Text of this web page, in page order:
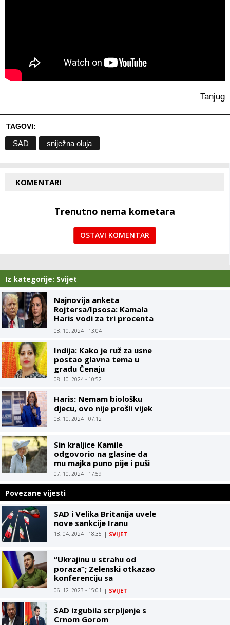
Tanjug
TAGOVI:
SAD sniježna oluja
KOMENTARI
Trenutno nema kometara
OSTAVI KOMENTAR
Iz kategorije: Svijet
Najnovija anketa
Rojtersa/Ipsosa: Kamala
Haris vodi za tri procenta
u odnosu na Trampa
08. 10. 2024 - 13:04
Indija: Kako je ruž za usne
postao glavna tema u
gradu Čenaju
08. 10. 2024 - 10:52
Haris: Nemam biološku
djecu, ovo nije prošli vijek
08. 10. 2024 - 07:12
Sin kraljice Kamile
odgovorio na glasine da
mu majka puno pije i puši
07. 10. 2024 - 17:59
Povezane vijesti
SAD i Velika Britanija uvele
nove sankcije Iranu
18. 04. 2024 - 18:35 | SVIJET
“Ukrajinu u strahu od
poraza“; Zelenski otkazao
konferenciju sa
zvaničnicima SAD,
opasnost od poraza
velika
06. 12. 2023 - 15:01 | SVIJET
SAD izgubila strpljenje s
Crnom Gorom